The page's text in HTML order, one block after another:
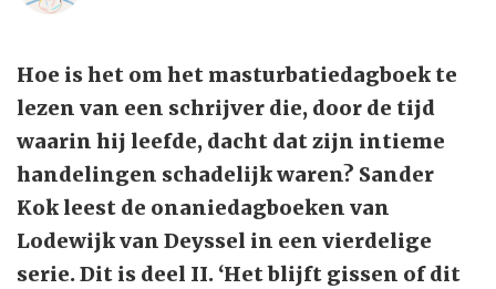
Hoe is het om het masturbatiedagboek te
lezen van een schrijver die, door de tijd
waarin hij leefde, dacht dat zijn intieme
handelingen schadelijk waren? Sander
Kok leest de onaniedagboeken van
Lodewijk van Deyssel in een vierdelige
serie. Dit is deel II. ‘Het blijft gissen of dit